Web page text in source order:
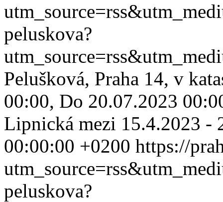
peluskova?
Pelušková, Praha 14, v
00:00, Do 20.07.2023
Lipnická mezi 15.4.2023 -
00:00:00 +0200 https://
peluskova?